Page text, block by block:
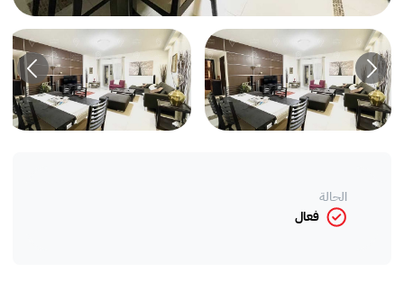
الحالة
فعال